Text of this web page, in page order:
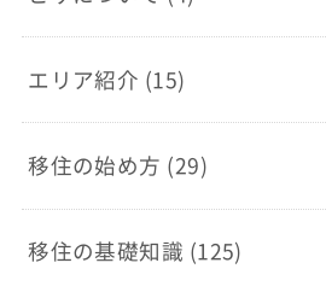
エリア紹介 (15)
移住の始め方 (29)
移住の基礎知識 (125)